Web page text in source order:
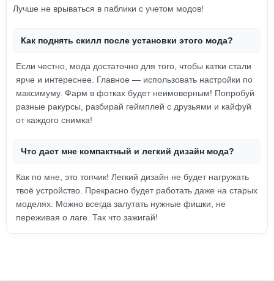
Лучше не врываться в паблики с учетом модов!
Как поднять скилл после установки этого мода?
Если честно, мода достаточно для того, чтобы катки стали
ярче и интереснее. Главное — использовать настройки по
максимуму. Фарм в фотках будет неимоверным! Попробуй
разные ракурсы, разбирай геймплей с друзьями и кайфуй
от каждого снимка!
Что даст мне компактный и легкий дизайн мода?
Как по мне, это топчик! Легкий дизайн не будет нагружать
твоё устройство. Прекрасно будет работать даже на старых
моделях. Можно всегда залутать нужные фишки, не
переживая о лаге. Так что зажигай!